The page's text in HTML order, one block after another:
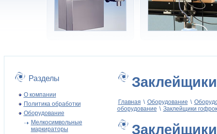
Разделы
О компании
Политика обработки
Оборудование
Мелкосимвольные
маркираторы
Главная \ Оборудование \
оборудование \ Заклейщики